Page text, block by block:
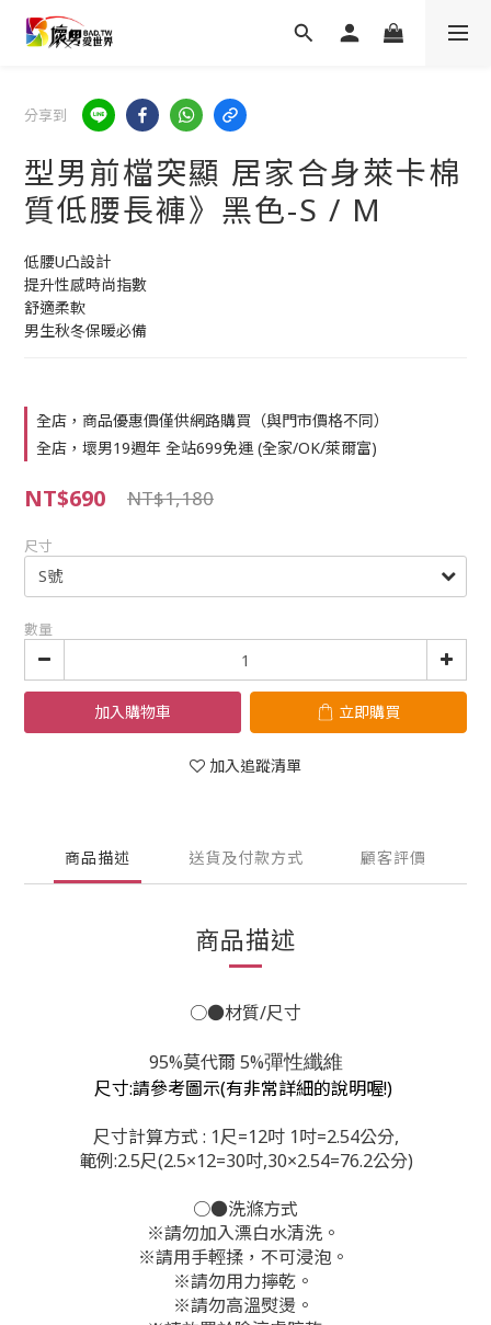
分享到
型男前檔突顯 居家合身萊卡棉
質低腰長褲》黑色-S / M
低腰U凸設計
提升性感時尚指數
舒適柔軟
男生秋冬保暖必備
全店，商品優惠價僅供網路購買（與門市價格不同）
全店，壞男19週年 全站699免運 (全家/OK/萊爾富)
NT$690 NT$1,180
尺寸
數量
加入購物車 立即購買
加入追蹤清單
商品描述 送貨及付款方式 顧客評價
商品描述
○●材質/尺寸
95%莫代爾 5%彈性纖維
尺寸:請參考圖示(有非常詳細的說明喔!)
尺寸計算方式 : 1尺=12吋 1吋=2.54公分,
範例:2.5尺(2.5×12=30吋,30×2.54=76.2公分)
○●洗滌方式
※請勿加入漂白水清洗。
※請用手輕揉，不可浸泡。
※請勿用力擰乾。
※請勿高溫熨燙。